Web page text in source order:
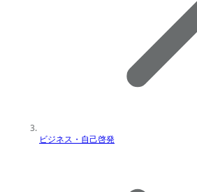
ビジネス・自己啓発